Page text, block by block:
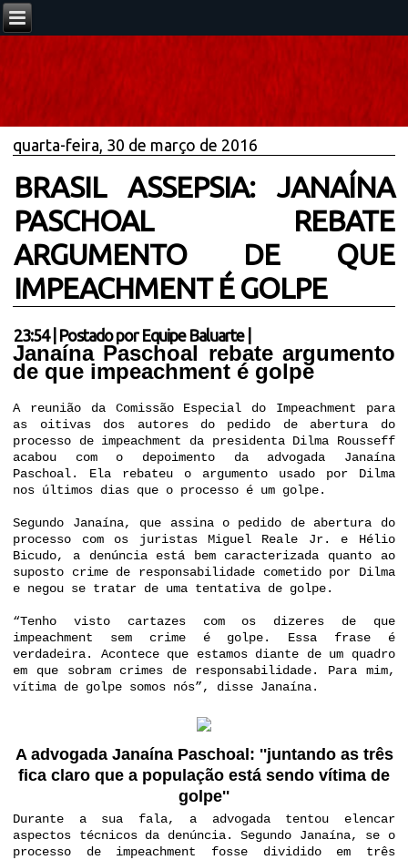
quarta-feira, 30 de março de 2016
BRASIL ASSEPSIA: JANAÍNA
PASCHOAL REBATE
ARGUMENTO DE QUE
IMPEACHMENT É GOLPE
23:54| Postado por Equipe Baluarte
Janaína Paschoal rebate argumento
de que impeachment é golpe
A reunião da Comissão Especial do Impeachment para
as oitivas dos autores do pedido de abertura do
processo de impeachment da presidenta Dilma Rousseff
acabou com o depoimento da advogada Janaína
Paschoal. Ela rebateu o argumento usado por Dilma
nos últimos dias que o processo é um golpe.
Segundo Janaína, que assina o pedido de abertura do
processo com os juristas Miguel Reale Jr. e Hélio
Bicudo, a denúncia está bem caracterizada quanto ao
suposto crime de responsabilidade cometido por Dilma
e negou se tratar de uma tentativa de golpe.
“Tenho visto cartazes com os dizeres de que
impeachment sem crime é golpe. Essa frase é
verdadeira. Acontece que estamos diante de um quadro
em que sobram crimes de responsabilidade. Para mim,
vítima de golpe somos nós”, disse Janaína.
A advogada Janaína Paschoal: ''juntando as três
fica claro que a população está sendo vítima de
golpe''
Durante a sua fala, a advogada tentou elencar
aspectos técnicos da denúncia. Segundo Janaína, se o
processo de impeachment fosse dividido em três